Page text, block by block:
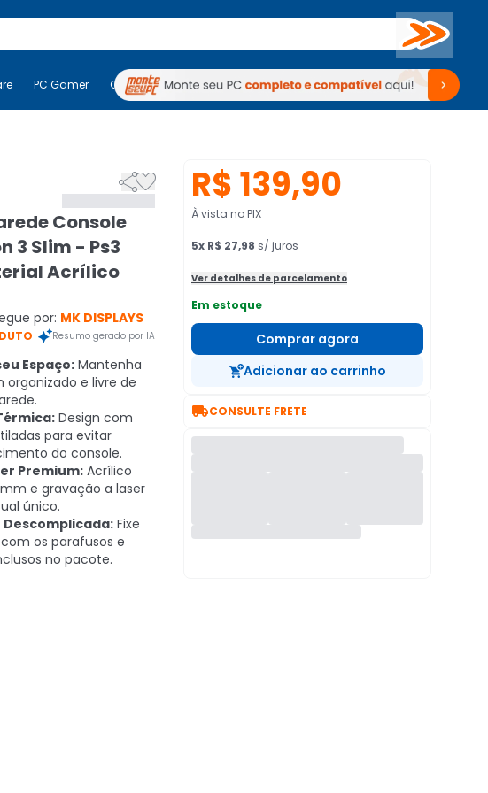
Buscar
Hardware PC Gamer Computadores Periféricos TV Venda no KaBuM!
PC Gamer Computadores Periféricos TV Venda no KaBuM!

Console
3 Slim - Ps3
Acrílico
por: MK DISPLAYS
Resumo gerado por IA
Espaço:Mantenha
organizado e livre de
Design com
para evitar
do console.
Premium: Acrílico
e gravação a laser
único.
Fixe
os parafusos e
no pacote.
R$ 139,90
À vista no PIX
5x R$ 27,98 s/ juros
Ver detalhes de parcelamento
Em estoque
Comprar agora
Adicionar ao carrinho
CONSULTE FRETE